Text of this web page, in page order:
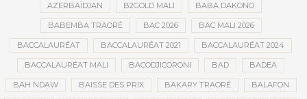
AZERBAÏDJAN B2GOLD MALI BABA DAKONO
BABEMBA TRAORÉ BAC 2026 BAC MALI 2026
BACCALAURÉAT BACCALAURÉAT 2021 BACCALAURÉAT 2024
BACCALAURÉAT MALI BACODJICORONI BAD BADEA
BAH NDAW BAISSE DES PRIX BAKARY TRAORÉ BALAFON